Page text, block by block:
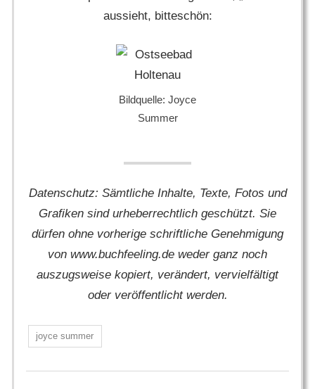
aussieht, bitteschön:
Bildquelle: Joyce
Summer
Datenschutz: Sämtliche Inhalte, Texte, Fotos und
Grafiken sind urheberrechtlich geschützt. Sie
dürfen ohne vorherige schriftliche Genehmigung
von www.buchfeeling.de weder ganz noch
auszugsweise kopiert, verändert, vervielfältigt
oder veröffentlicht werden.
joyce summer